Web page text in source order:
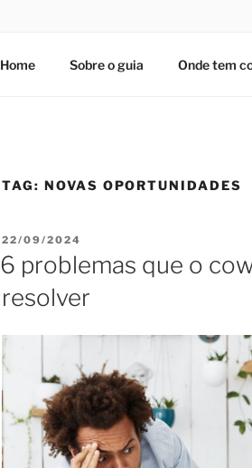
Home Sobre o guia Onde tem
TAG: NOVAS OPORTUNIDADES
PUBLICADO
EM
22/09/2024
6 problemas que o
resolver